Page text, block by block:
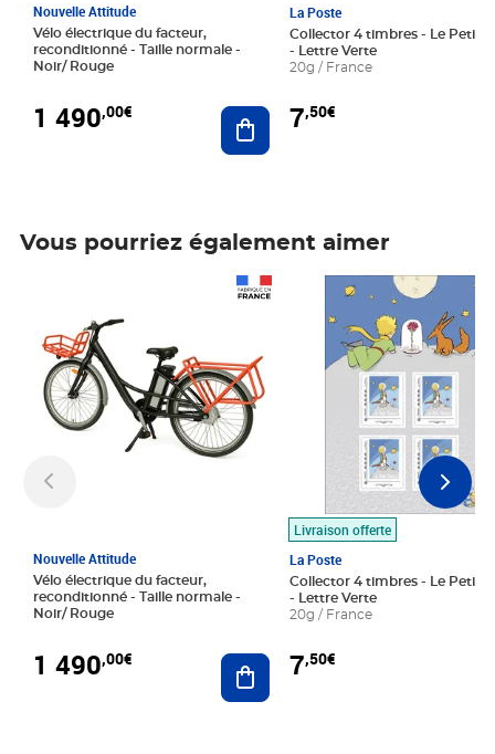
Nouvelle Attitude
Vélo électrique du facteur,
reconditionné - Taille normale -
Noir/ Rouge
1 490,00€ Ajouter au panier
La Poste
Collector 4 timbres - Le Petit
- Lettre Verte
20g / France
7,50€
Vous pourriez également aimer
Nouvelle Attitude
Vélo électrique du facteur,
reconditionné - Taille normale -
Noir/ Rouge
1 490,00€ Ajouter au panier
Livraison offerte
La Poste
Collector 4 timbres - Le Petit
- Lettre Verte
20g / France
7,50€
Prix 7,50€